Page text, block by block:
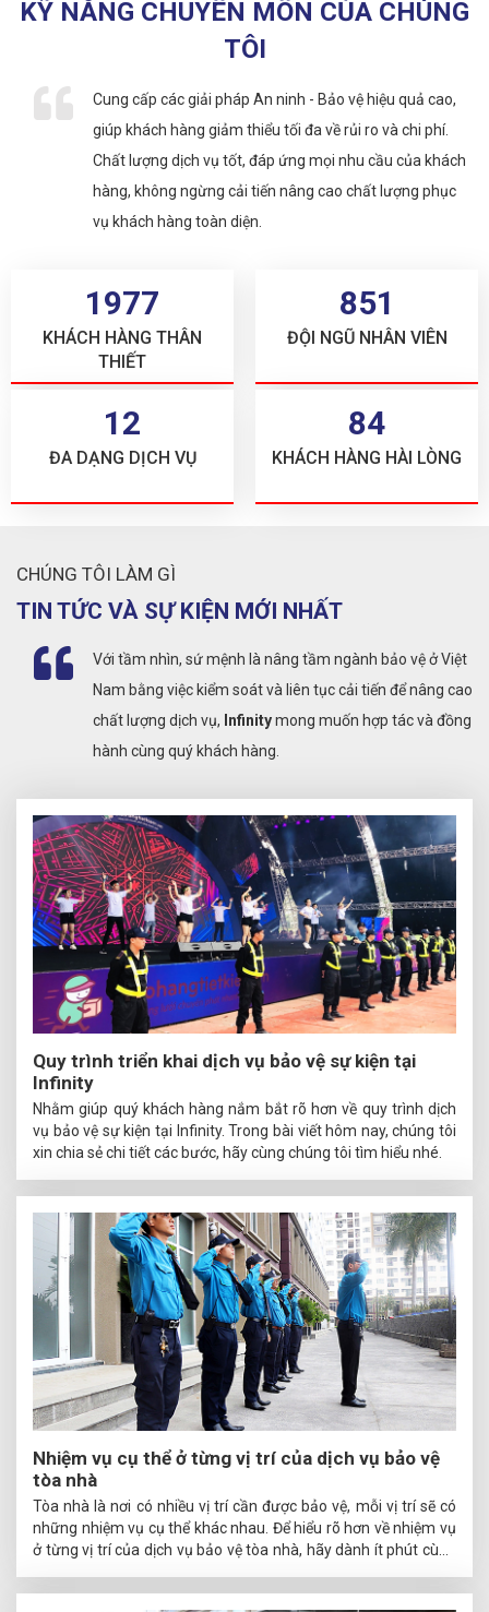
KỸ NĂNG CHUYÊN MÔN CỦA CHÚNG
TÔI
Cung cấp các giải pháp An ninh - Bảo vệ hiệu quả cao,
giúp khách hàng giảm thiểu tối đa về rủi ro và chi phí.
Chất lượng dịch vụ tốt, đáp ứng mọi nhu cầu của khách
hàng, không ngừng cải tiến nâng cao chất lượng phục
vụ khách hàng toàn diện.
2320+
KHÁCH HÀNG THÂN
THIẾT
1000+
ĐỘI NGŨ NHÂN VIÊN
15+
ĐA DẠNG DỊCH VỤ
99+
KHÁCH HÀNG HÀI LÒNG
CHÚNG TÔI LÀM GÌ
TIN TỨC VÀ SỰ KIỆN MỚI NHẤT
Với tầm nhìn, sứ mệnh là nâng tầm ngành bảo vệ ở Việt
Nam bằng việc kiểm soát và liên tục cải tiến để nâng cao
chất lượng dịch vụ, Infinitymong muốn hợp tác và đồng
hành cùng quý khách hàng.
Quy trình triển khai dịch vụ bảo vệ sự kiện tại
Infinity
Nhằm giúp quý khách hàng nắm bắt rõ hơn về quy trình dịch
vụ bảo vệ sự kiện tại Infinity. Trong bài viết hôm nay, chúng tôi
xin chia sẻ chi tiết các bước, hãy cùng chúng tôi tìm hiểu nhé.
Nhiệm vụ cụ thể ở từng vị trí của dịch vụ bảo vệ
tòa nhà
Tòa nhà là nơi có nhiều vị trí cần được bảo vệ, mỗi vị trí sẽ có
những nhiệm vụ cụ thể khác nhau. Để hiểu rõ hơn về nhiệm vụ
ở từng vị trí của dịch vụ bảo vệ tòa nhà, hãy dành ít phút cùng